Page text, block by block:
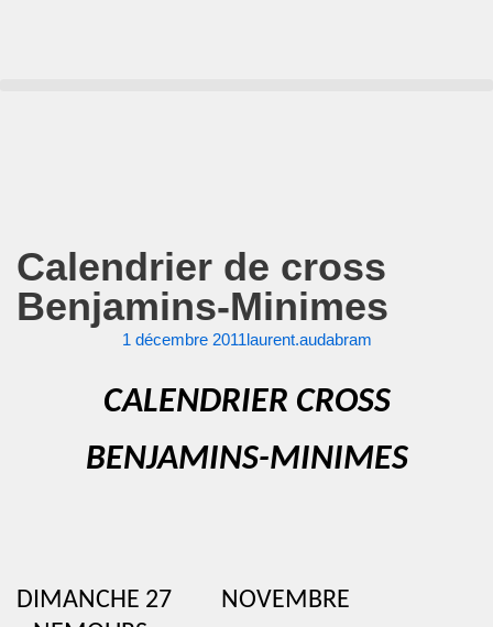
Calendrier de cross
Benjamins-Minimes
1 décembre 2011laurent.audabram
CALENDRIER CROSS
BENJAMINS-MINIMES
DIMANCHE 27
NOVEMBRE